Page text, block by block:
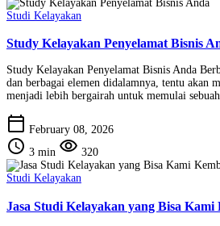
Studi Kelayakan
Study Kelayakan Penyelamat Bisnis
Study Kelayakan Penyelamat Bisnis Anda
dan berbagai elemen didalamnya, tentu akan
menjadi lebih bergairah untuk memulai
calendar_today February 08, 2026
schedule 3 min visibility 320
Studi Kelayakan
Jasa Studi Kelayakan yang Bisa Kami